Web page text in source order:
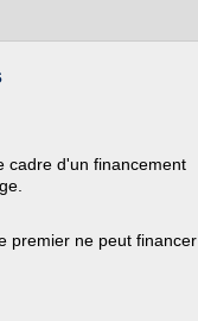
cadre d'un financement
premier ne peut financer